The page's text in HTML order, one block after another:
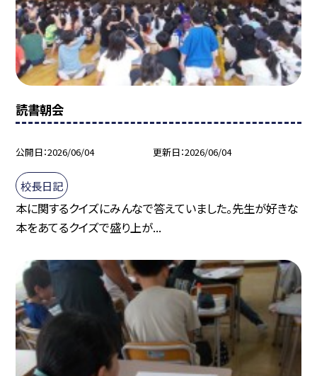
読書朝会
公開日 2026/06/04 更新日 2026/06/04
校長日記
本に関するクイズにみんなで答えていました。先生が好きな
本をあてるクイズで盛り上が...